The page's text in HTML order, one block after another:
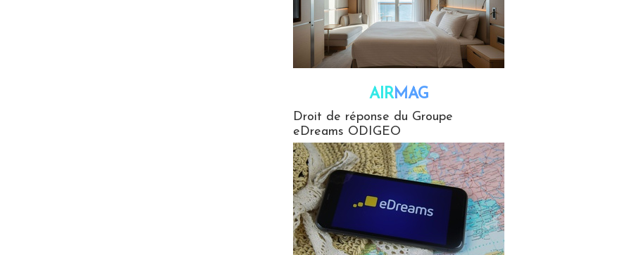
AIRMAG
Droit de réponse du Groupe
eDreams ODIGEO